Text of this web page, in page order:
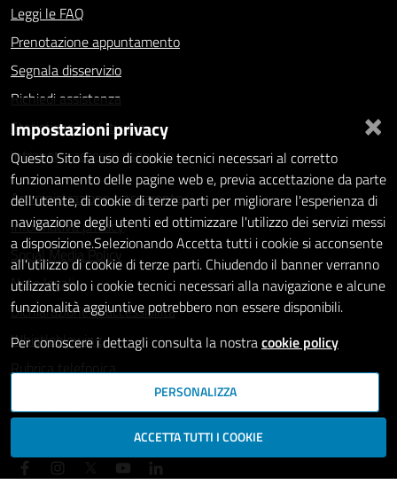
Leggi le FAQ
Prenotazione appuntamento
Segnala disservizio
Richiedi assistenza
Statistiche dei Siti web
Intranet - accesso riservato
Amministrazione trasparente
Informativa privacy
Social Media Policy
Note legali
Dichiarazione di accessibilità
Whistleblowing
Rubrica telefonica
SEGUICI SU
×
Impostazioni privacy
Questo Sito fa uso di cookie tecnici necessari al corretto
funzionamento delle pagine web e, previa accettazione da parte
dell'utente, di cookie di terze parti per migliorare l'esperienza di
navigazione degli utenti ed ottimizzare l'utilizzo dei servizi messi
a disposizione.Selezionando Accetta tutti i cookie si acconsente
all'utilizzo di cookie di terze parti. Chiudendo il banner verranno
utilizzati solo i cookie tecnici necessari alla navigazione e alcune
funzionalità aggiuntive potrebbero non essere disponibili.
Per conoscere i dettagli consulta la nostracookie policy
PERSONALIZZA
ACCETTA TUTTI I COOKIE